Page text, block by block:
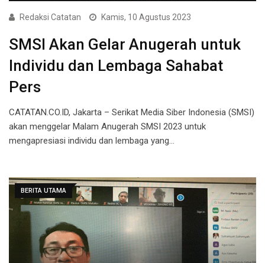
Redaksi Catatan Kamis, 10 Agustus 2023
SMSI Akan Gelar Anugerah untuk
Individu dan Lembaga Sahabat
Pers
CATATAN.CO.ID, Jakarta – Serikat Media Siber Indonesia (SMSI)
akan menggelar Malam Anugerah SMSI 2023 untuk
mengapresiasi individu dan lembaga yang…
BERITA UTAMA